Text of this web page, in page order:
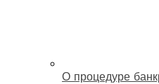
О процедуре